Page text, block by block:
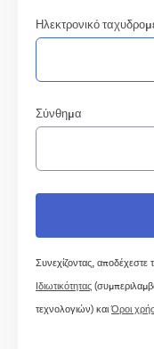
Ηλεκτρονικό
Σύνθημα
Συνεχίζοντας, αποδέχεστε
Ιδιωτικότητας
τεχνολογιών) καιΌροι